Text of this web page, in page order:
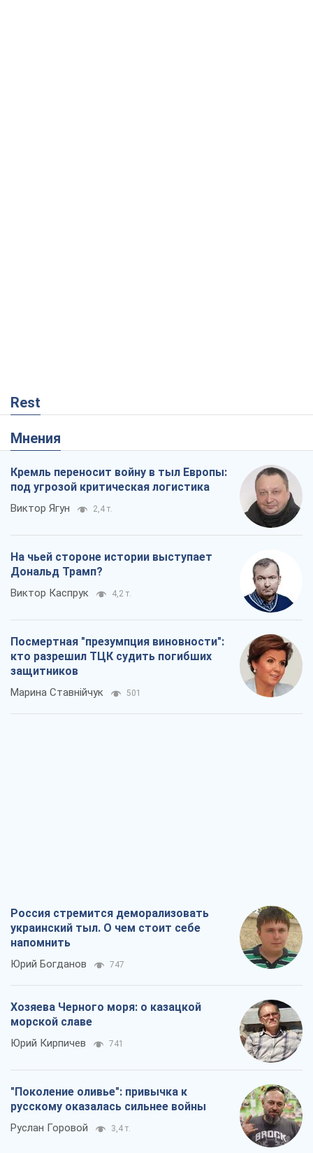
Rest
Мнения
Кремль переносит войну в тыл Европы:
под угрозой критическая логистика
Виктор Ягун 2,4 т.
На чьей стороне истории выступает
Дональд Трамп?
Виктор Каспрук 4,2 т.
Посмертная "презумпция виновности":
кто разрешил ТЦК судить погибших
защитников
Марина Ставнійчук 501
Россия стремится деморализовать
украинский тыл. О чем стоит себе
напомнить
Юрий Богданов 747
Хозяева Черного моря: о казацкой
морской славе
Юрий Кирпичев 741
"Поколение оливье": привычка к
русскому оказалась сильнее войны
Руслан Горовой 3,4 т.